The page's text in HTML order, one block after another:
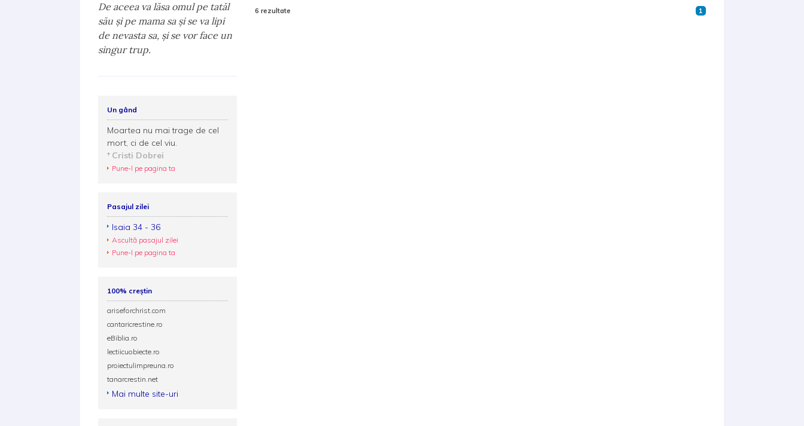
6 rezultate 1
De aceea va lăsa omul pe tatăl
său şi pe mama sa şi se va lipi
de nevasta sa, şi se vor face un
singur trup.
Un gând
Moartea nu mai trage de cel
mort, ci de cel viu.
Cristi Dobrei
Pune-l pe pagina ta
Pasajul zilei
Isaia 34 - 36
Ascultă pasajul zilei
Pune-l pe pagina ta
100% creștin
ariseforchrist.com
cantaricrestine.ro
eBiblia.ro
lectiicuobiecte.ro
proiectulimpreuna.ro
tanarcrestin.net
Mai multe site-uri